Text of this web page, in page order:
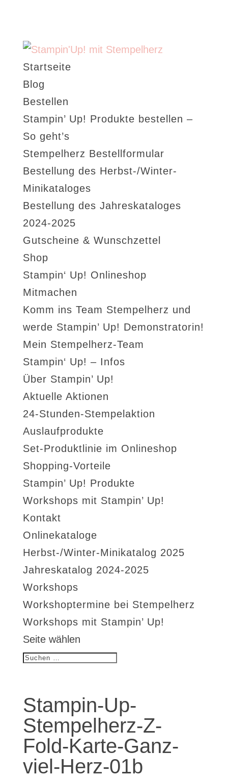
Startseite
Blog
Bestellen
Stampin’ Up! Produkte bestellen –
So geht’s
Stempelherz Bestellformular
Bestellung des Herbst-/Winter-
Minikataloges
Bestellung des Jahreskataloges
2024-2025
Gutscheine & Wunschzettel
Shop
Stampin‘ Up! Onlineshop
Mitmachen
Komm ins Team Stempelherz und
werde Stampin’ Up! Demonstratorin!
Mein Stempelherz-Team
Stampin‘ Up! – Infos
Über Stampin’ Up!
Aktuelle Aktionen
24-Stunden-Stempelaktion
Auslaufprodukte
Set-Produktlinie im Onlineshop
Shopping-Vorteile
Stampin’ Up! Produkte
Workshops mit Stampin’ Up!
Kontakt
Onlinekataloge
Herbst-/Winter-Minikatalog 2025
Jahreskatalog 2024-2025
Workshops
Workshoptermine bei Stempelherz
Workshops mit Stampin’ Up!
Seite wählen
Stampin-Up-
Stempelherz-Z-
Fold-Karte-Ganz-
viel-Herz-01b